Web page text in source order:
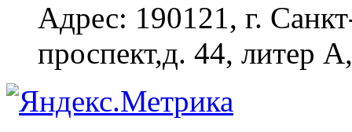
Адрес: 190121, г.
проспект,д. 44, литер